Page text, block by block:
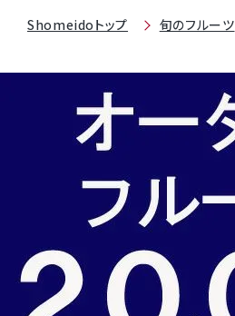
天使音（あまね）マスクメロン
Shomeidoトップ 旬のフルーツ